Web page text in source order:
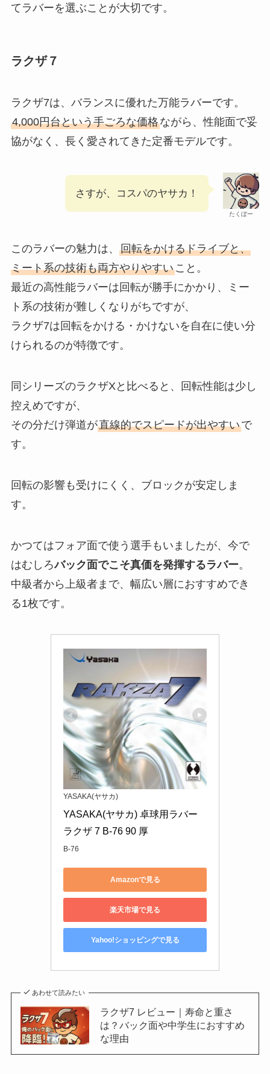
てラバーを選ぶことが大切です。
ラクザ７
ラクザ7は、バランスに優れた万能ラバーです。
4,000円台という手ごろな価格ながら、性能面で妥
協がなく、長く愛されてきた定番モデルです。
たくぼー
さすが、コスパのヤサカ！
このラバーの魅力は、 回転をかけるドライブと、
ミート系の技術も両方やりやすいこと。
最近の高性能ラバーは回転が勝手にかかり、ミー
ト系の技術が難しくなりがちですが、
ラクザ7は回転をかける・かけないを自在に使い分
けられるのが特徴です。
同シリーズのラクザXと比べると、回転性能は少し
控えめですが、
その分だけ弾道が直線的でスピードが出やすいで
す。
回転の影響も受けにくく、ブロックが安定しま
す。
かつてはフォア面で使う選手もいましたが、今で
はむしろバック面でこそ真価を発揮するラバー。
中級者から上級者まで、幅広い層におすすめでき
る1枚です。
YASAKA(ヤサカ)
YASAKA(ヤサカ) 卓球用ラバー
ラクザ 7 B-76 90 厚
B-76
Amazonで見る
楽天市場で見る
Yahoo!ショッピングで見る
あわせて読みたい
ラクザ7 レビュー｜寿命と重さ
は？バック面や中学生におすすめ
な理由